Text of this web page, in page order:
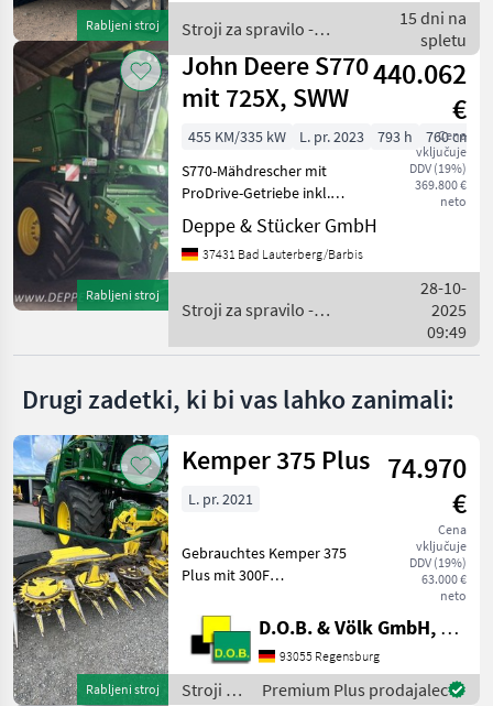
Claas
New Holland
Fendt
Case IH
Massey Ferguson
Prikaži
vse
(12)
MARKETPLACE
Marketplace
Ponudbe
trgovcev
Rabljeni stroj
veränderbar. Verfügbar ab
September 20
Stroji za spravilo -
poljedelstvo / John Deere
15 dni na
spletu
Rabljeni stroj
John Deere S770
mit 725X, SWW
440.062
€
Cena
vključuje
DDV (19%)
369.800 €
neto
455 KM/335 kW L. pr. 2023 793 h
760 cm
S770-Mähdrescher mit
ProDrive-Getriebe inkl.
Schneidwerk John Deere
725X (M064962). inkl.
Transportwagen Ziegler
PowerGardProtection Plus
nach Kundenw
Deppe & Stücker GmbH
37431 Bad Lauterberg/Barbis
Stroji za spravilo -
28-10-
2025
09:49
Drugi zadetki, ki bi vas lahko zanimali:
Rabljeni stroj
Kemper 375 Plus 74.970
€
Cena
vključuje
DDV (19%)
63.000 €
neto
L. pr. 2021
Gebrauchtes Kemper 375
Plus mit 300F
07.2021 * AHC -
Automatische
Höhenführung *
Zünslerbügel * Komfort
D.O.B. & Völk GmbH, Filiale Regensburg
93055 Regensburg
Stroji za
Premium Plus prodajalec